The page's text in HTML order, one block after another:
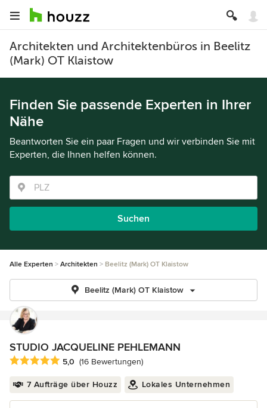
Architekten und Architektenbüros in Beelitz
(Mark) OT Klaistow
Finden Sie passende Experten in Ihrer
Nähe
Beantworten Sie ein paar Fragen und wir verbinden Sie mit
Experten, die Ihnen helfen können.
Suchen
Alle Experten Architekten Beelitz (Mark) OT Klaistow
Beelitz (Mark) OT Klaistow
STUDIO JACQUELINE PEHLEMANN
Durchschnittliche Bewertung: 5 von 5 Sternen
5,0 (16 Bewertungen)
7 Aufträge über Houzz Lokales Unternehmen